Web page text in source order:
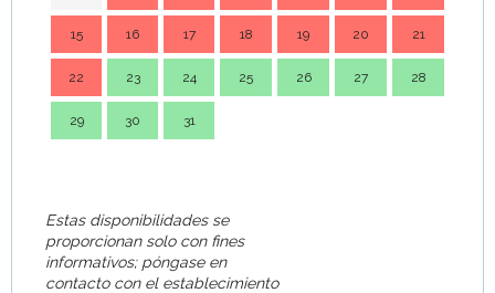
15 16 17 18 19 20 21
22 23 24 25 26 27 28
29 30 31
Estas disponibilidades se
proporcionan solo con fines
informativos; póngase en
contacto con el establecimiento